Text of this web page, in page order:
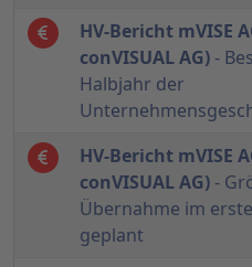
HV-Bericht mVISE
conVISUAL AG)-
Halbjahr der
HV-Bericht mVISE
conVISUAL AG) -
Übernahme im
geplant